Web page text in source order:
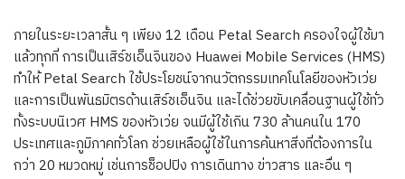
ภายในระยะเวลาสั้น ๆ เพียง 12 เดือน Petal Search ครองใจผู้ใช้มา
แล้วทุกที่ การเป็นเสิร์ชเอ็นจินของ Huawei Mobile Services (HMS)
ทำให้ Petal Search ใช้ประโยชน์จากนวัตกรรมเทคโนโลยีของหัวเว่ย
และการเป็นพันธมิตรด้านเสิร์ชเอ็นจิน และได้ช่วยขับเคลื่อนฐานผู้ใช้ทั่ว
ทั้งระบบนิเวศ HMS ของหัวเว่ย จนมีผู้ใช้เกิน 730 ล้านคนใน 170
ประเทศและภูมิภาคทั่วโลก ช่วยเหลือผู้ใช้ในการค้นหาสิ่งที่ต้องการใน
กว่า 20 หมวดหมู่ เช่นการช็อปปิง การเดินทาง ข่าวสาร และอื่น ๆ